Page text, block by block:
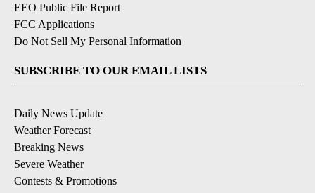
EEO Public File Report
FCC Applications
Do Not Sell My Personal Information
SUBSCRIBE TO OUR EMAIL LISTS
Daily News Update
Weather Forecast
Breaking News
Severe Weather
Contests & Promotions